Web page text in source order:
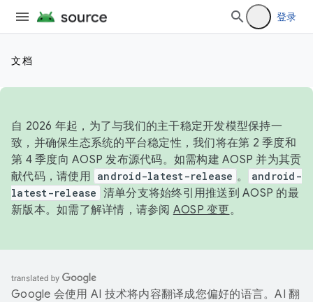
登录
文档
自 2026 年起，为了与我们的主干稳定开发模型保持一
致，并确保生态系统的平台稳定性，我们将在第 2 季度和
第 4 季度向 AOSP 发布源代码。如需构建 AOSP 并为其贡
献代码，请使用 android-latest-release 。
android-
latest-release 清单分支将始终引用推送到 AOSP 的最
新版本。如需了解详情，请参阅 AOSP 变更。
Google 会使用 AI 技术将内容翻译成您偏好的语言。AI 翻